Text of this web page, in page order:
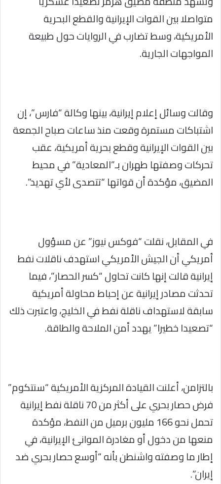
متواصلا بين القوات الإيرانية والقطع البحرية
الأمريكية، وسط تضارب في الروايات حول طبيعة
المواجهات الجارية.
وقالت وسائل إعلام إيرانية، بينها وكالة “فارس”، إن
اشتباكات مستمرة وقعت منذ ساعات صباح الجمعة
بين القوات الإيرانية وقطع بحرية أمريكية، عقب
تحركات وصفتها طهران بـ”المعادية” في محيط
المضيق، مؤكدة أن قواتها “تتصدى لأي تهديد”.
في المقابل، نقلت “فوكس نيوز” عن مسؤول
أمريكي أن الجيش الأمريكي استهدف ناقلات نفط
إيرانية قالت إنها كانت تحاول “كسر الحصار”، فيما
تحدثت مصادر إيرانية عن إحباط محاولة أمريكية
سابقة لاستهداف ناقلة نفط في الخليج، واعتبرت ذلك
“تصعيدا خطيرا” يهدد أمن الملاحة والطاقة.
بالتزامن، أعلنت القيادة المركزية الأمريكية “سنتكوم”
فرض حصار بحري على أكثر من 70 ناقلة نفط إيرانية
تحمل نحو 166 مليون برميل من النفط، مؤكدة
منعها من دخول أو مغادرة الموانئ الإيرانية، في
إطار ما وصفته واشنطن بأنه “أوسع حصار بحري ضد
إيران”.